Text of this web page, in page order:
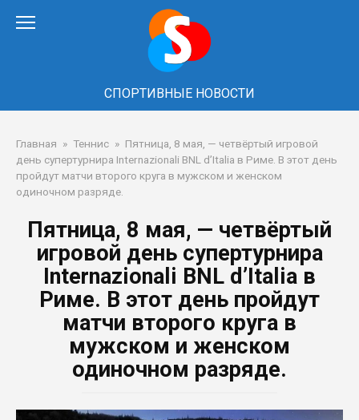
СПОРТИВНЫЕ НОВОСТИ
Главная » Теннис » Пятница, 8 мая, — четвёртый игровой
день супертурнира Internazionali BNL d’Italia в Риме. В этот день
пройдут матчи второго круга в мужском и женском
одиночном разряде.
Пятница, 8 мая, — четвёртый
игровой день супертурнира
Internazionali BNL d’Italia в
Риме. В этот день пройдут
матчи второго круга в
мужском и женском
одиночном разряде.